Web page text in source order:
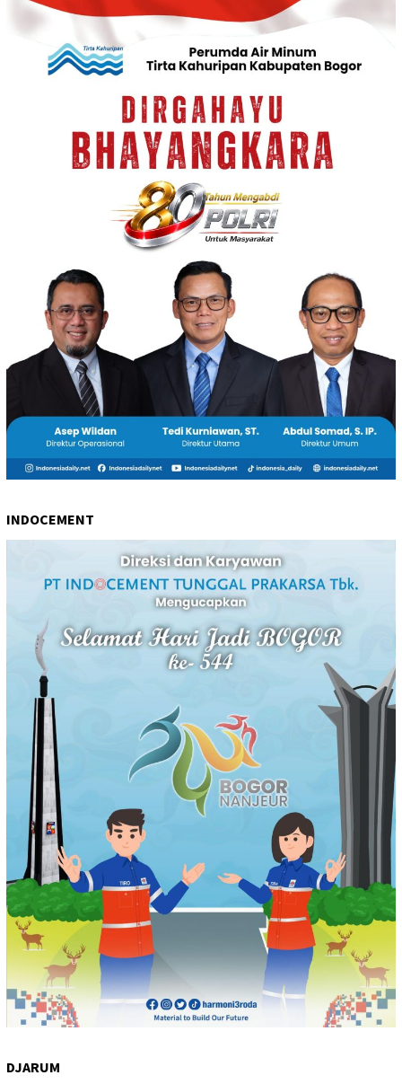
INDOCEMENT
DJARUM